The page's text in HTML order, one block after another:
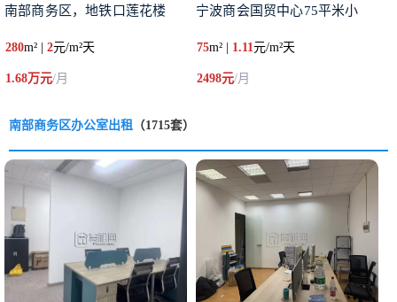
南部商务区，地铁口莲花楼
280m² | 2元/m²天
1.68万元/月
宁波商会国贸中心75平米小
75m² | 1.11元/m²天
2498元/月
南部商务区办公室出租 （1715套）